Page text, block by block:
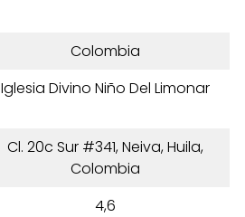
Colombia
Iglesia Divino Niño Del Limonar
Cl. 20c Sur #341, Neiva, Huila,
Colombia
4,6